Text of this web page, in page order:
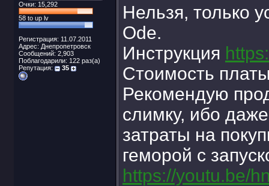
Очки: 15,292
58 to up lv
Регистрация: 11.07.2011
Адрес: Днепропетровск
Сообщений: 2,903
Поблагодарили: 122 раз(а)
Репутация:
35
Нельзя, только
Ode.
Инструкция
Стоимость
Рекомендую
слимку, ибо
затраты на
геморой с
https://youtu.be/